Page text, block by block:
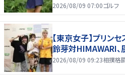
2026/08/09 07:00ゴルフ
【東京女子】プリン
鈴芽対HIMAWARI
2026/08/09 09:23相撲格